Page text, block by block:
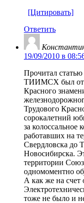
[Цитировать]
Ответить
19/09/2010 в
Прочитал
ТИИМСХ был
Красного
Трудового
сорокалетний
за колоссальное
работавших на
Свердловска до
Новосибирска.
территории
одномоментно
А как же на счет
тоже не было и